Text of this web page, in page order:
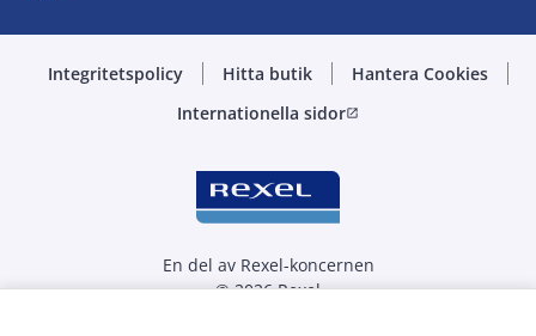
Integritetspolicy Hitta butik
Hantera Cookies
Internationella sidoropen_in_new
En del av Rexel-koncernen
© 2026 Rexel